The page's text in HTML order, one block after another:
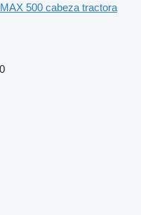
500 cabeza tractora